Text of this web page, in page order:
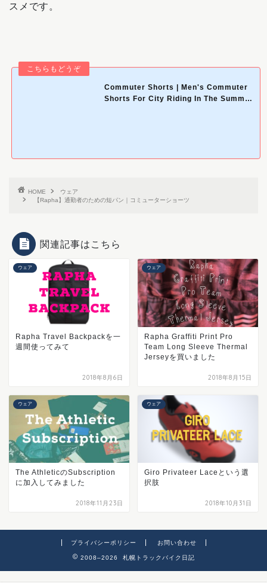
スメです。
Commuter Shorts | Men's Commuter
Shorts For City Riding In The Summer
HOME
ウェア
【Rapha】通勤者のための短パン｜コミューターショーツ
関連記事はこちら
ウェア
Rapha Travel Backpackを一
週間使ってみて
2018年8月6日
ウェア
Rapha Graffiti Print Pro
Team Long Sleeve Thermal
Jerseyを買いました
2018年8月15日
ウェア
The AthleticのSubscription
に加入してみました
2018年11月23日
ウェア
Giro Privateer Laceという選
択肢
2018年10月31日
プライバシーポリシー お問い合わせ
2008–2026 札幌トラックバイク日記